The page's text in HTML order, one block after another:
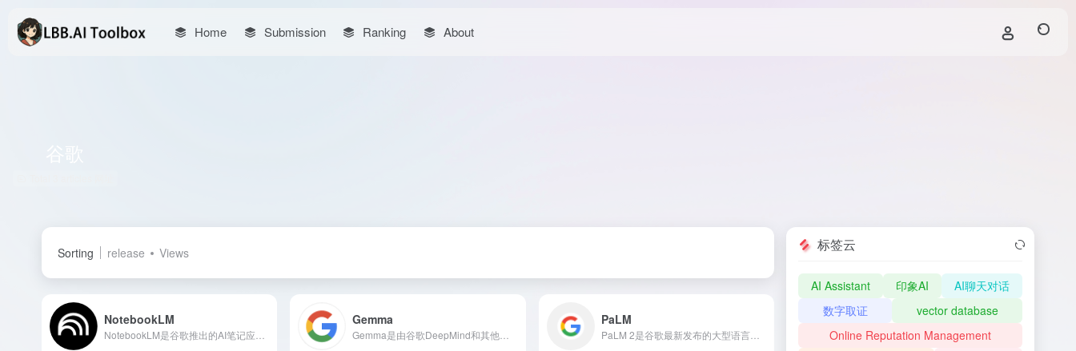
Home Submission Ranking About
Sorting release Views
NotebookLM Gemma PaLM
PaLM 2是谷歌最新发布的大型语言模型，具备多语言处理、编程推理等强大功能，旨在为全球用户提供更智能、高效的AI体验。
标签云
AI Assistant 印象AI
AI聊天对话
数字取证
vector database
Online Reputation Management